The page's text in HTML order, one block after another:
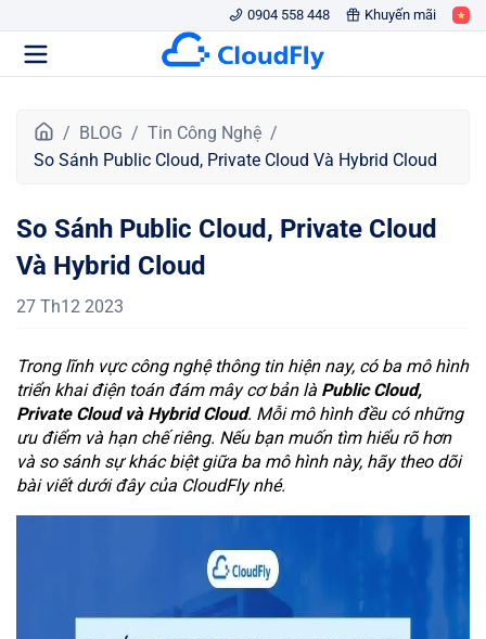
0904 558 448 Khuyến mãi
r
g
c
h
ủ
BLOG
Tin Công Nghệ
So Sánh Public Cloud, Private Cloud Và Hybrid Cloud
So Sánh Public Cloud, Private Cloud
Và Hybrid Cloud
27 Th12 2023
Trong lĩnh vực công nghệ thông tin hiện nay, có ba mô hình
triển khai điện toán đám mây cơ bản là Public Cloud,
Private Cloud và Hybrid Cloud. Mỗi mô hình đều có những
ưu điểm và hạn chế riêng. Nếu bạn muốn tìm hiểu rõ hơn
và so sánh sự khác biệt giữa ba mô hình này, hãy theo dõi
bài viết dưới đây của CloudFly nhé.